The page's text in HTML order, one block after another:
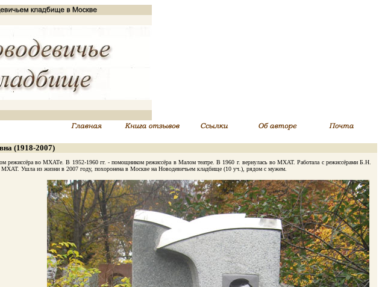
(1918-2007)
режиссёра во МХАТе. В 1952-1960 гг. - помощником режиссёра в Малом театре. В 1960 г. вернулась во МХАТ. Работала с режиссёрами Б.Н.
Ушла из жизни в 2007 году, похоронена в Москве на Новодевичьем кладбище (10 уч.), рядом с мужем.